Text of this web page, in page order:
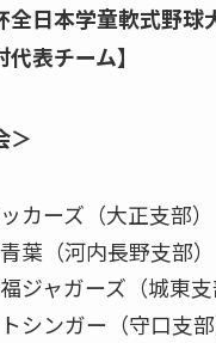
全日本学童軟式野球
表チーム】
＞
カーズ（大正支部）
葉（河内長野支部）
ジャガーズ（城東支
シンガー（守口支部